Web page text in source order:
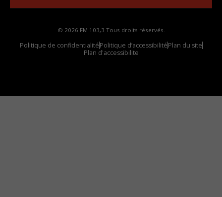
© 2026 FM 103,3 Tous droits réservés.
Politique de confidentialitéPolitique d’accessibilitéPlan du site
Plan d'accessibilite